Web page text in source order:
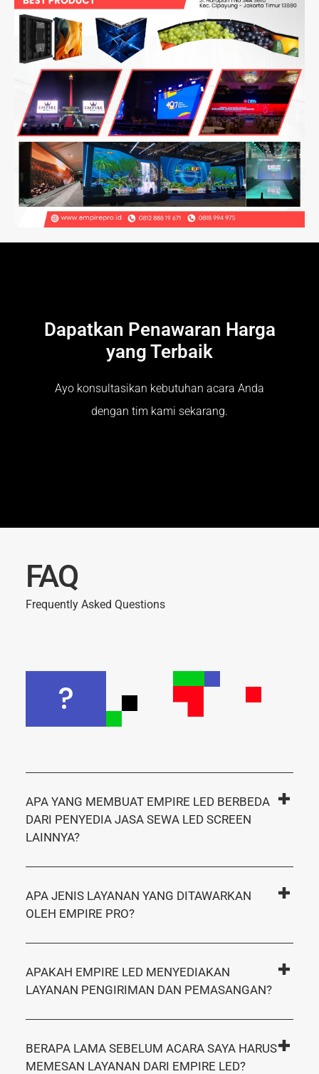
Dapatkan Penawaran Harga
yang Terbaik
Ayo konsultasikan kebutuhan acara Anda
dengan tim kami sekarang.
FAQ
Frequently Asked Questions
?
APA YANG MEMBUAT EMPIRE LED BERBEDA
DARI PENYEDIA JASA SEWA LED SCREEN
LAINNYA?
APA JENIS LAYANAN YANG DITAWARKAN
OLEH EMPIRE PRO?
APAKAH EMPIRE LED MENYEDIAKAN
LAYANAN PENGIRIMAN DAN PEMASANGAN?
BERAPA LAMA SEBELUM ACARA SAYA HARUS
MEMESAN LAYANAN DARI EMPIRE LED?